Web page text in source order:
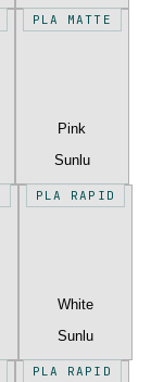
PLA MATTE
Pink
Sunlu
PLA RAPID
White
Sunlu
PLA RAPID